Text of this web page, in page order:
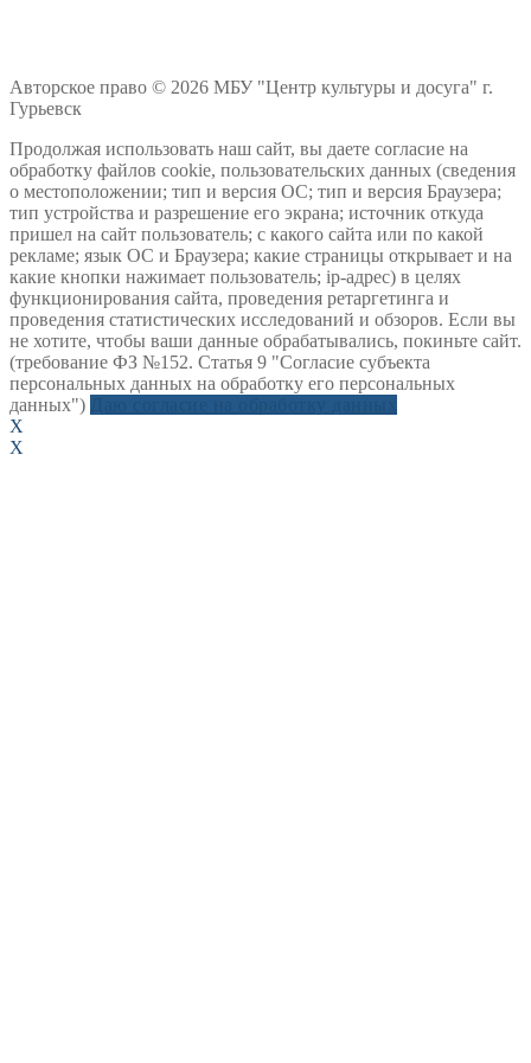
Авторское право © 2026 МБУ "Центр культуры и досуга" г.
Гурьевск
Продолжая использовать наш сайт, вы даете согласие на
обработку файлов cookie, пользовательских данных (сведения
о местоположении; тип и версия ОС; тип и версия Браузера;
тип устройства и разрешение его экрана; источник откуда
пришел на сайт пользователь; с какого сайта или по какой
рекламе; язык ОС и Браузера; какие страницы открывает и на
какие кнопки нажимает пользователь; ip-адрес) в целях
функционирования сайта, проведения ретаргетинга и
проведения статистических исследований и обзоров. Если вы
не хотите, чтобы ваши данные обрабатывались, покиньте сайт.
(требование ФЗ №152. Статья 9 "Согласие субъекта
персональных данных на обработку его персональных
данных")
X
X